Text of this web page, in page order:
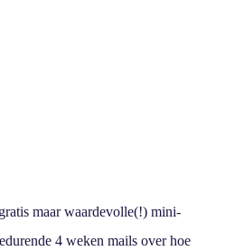
maar waardevolle(!) mini-
4 weken mails over hoe